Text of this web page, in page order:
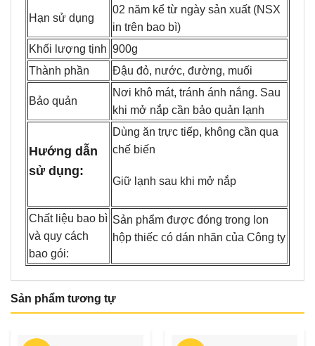
Hạn sử dụng
02 năm kể từ ngày sản xuất (NSX
in trên bao bì)
Khối lượng tịnh 900g
Thành phần
Đậu đỏ, nước, đường, muối
Bảo quản
Nơi khô mát, tránh ánh nắng. Sau
khi mở nắp cần bảo quản lạnh
Hướng dẫn
sử dụng:
Dùng ăn trực tiếp, không cần qua
chế biến
Giữ lạnh sau khi mở nắp
Chất liệu bao bì
và quy cách
bao gói:
Sản phẩm được đóng trong lon
hộp thiếc có dán nhãn của Công ty
Sản phẩm tương tự